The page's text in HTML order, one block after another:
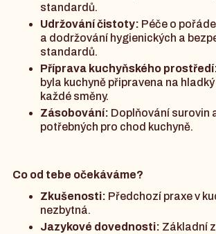
standardů.
Udržování čistoty: Péče o
a dodržování hygienických a
standardů.
Příprava kuchyňského
byla kuchyně připravena na
každé směny.
Zásobování: Doplňování surovin
potřebných pro chod kuchyně.
Co od tebe očekáváme?
Zkušenosti: Předchozí praxe v
nezbytná.
Jazykové dovednosti: Základní